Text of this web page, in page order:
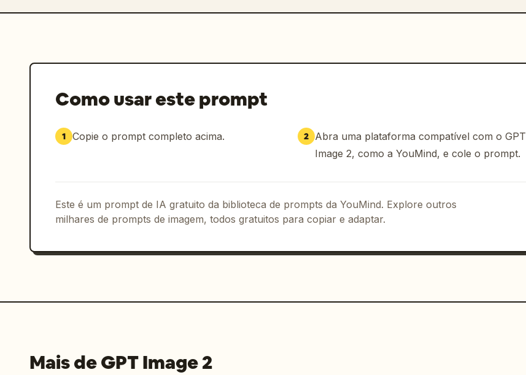
Como usar este prompt
1 Copie o prompt completo acima. 2 Abra uma plataforma compatível com o GPT
Image 2, como a YouMind, e cole o prompt.
Este é um prompt de IA gratuito da biblioteca de prompts da YouMind. Explore outros
milhares de prompts de imagem, todos gratuitos para copiar e adaptar.
Mais de GPT Image 2